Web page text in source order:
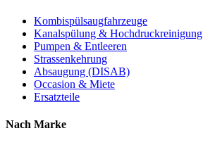
Kombispülsaugfahrzeuge
Kanalspülung & Hochdruckreinigung
Pumpen & Entleeren
Strassenkehrung
Absaugung (DISAB)
Occasion & Miete
Ersatzteile
Nach Marke